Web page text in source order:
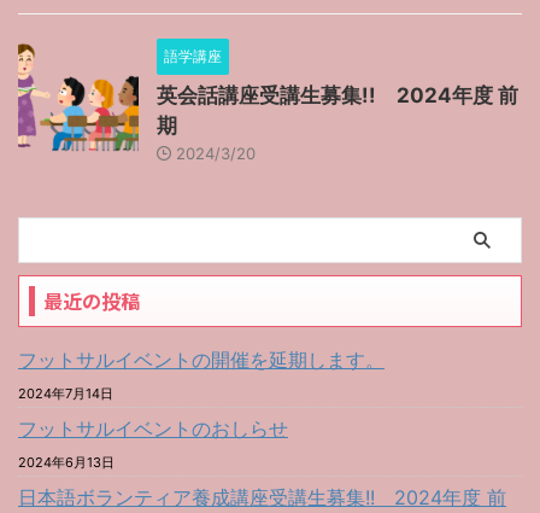
語学講座
英会話講座受講生募集!! 2024年度 前
期
2024/3/20
最近の投稿
フットサルイベントの開催を延期します。
2024年7月14日
フットサルイベントのおしらせ
2024年6月13日
日本語ボランティア養成講座受講生募集!! 2024年度 前